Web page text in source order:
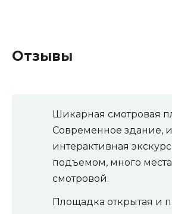
Отзывы
Шикарная смотровая
Современное здание,
интерактивная
подъемом, много
смотровой.
Площадка открытая и